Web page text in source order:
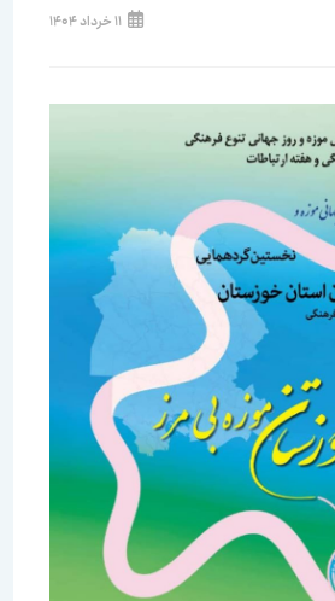
نوشته
منتشر
11 خرداد 1404